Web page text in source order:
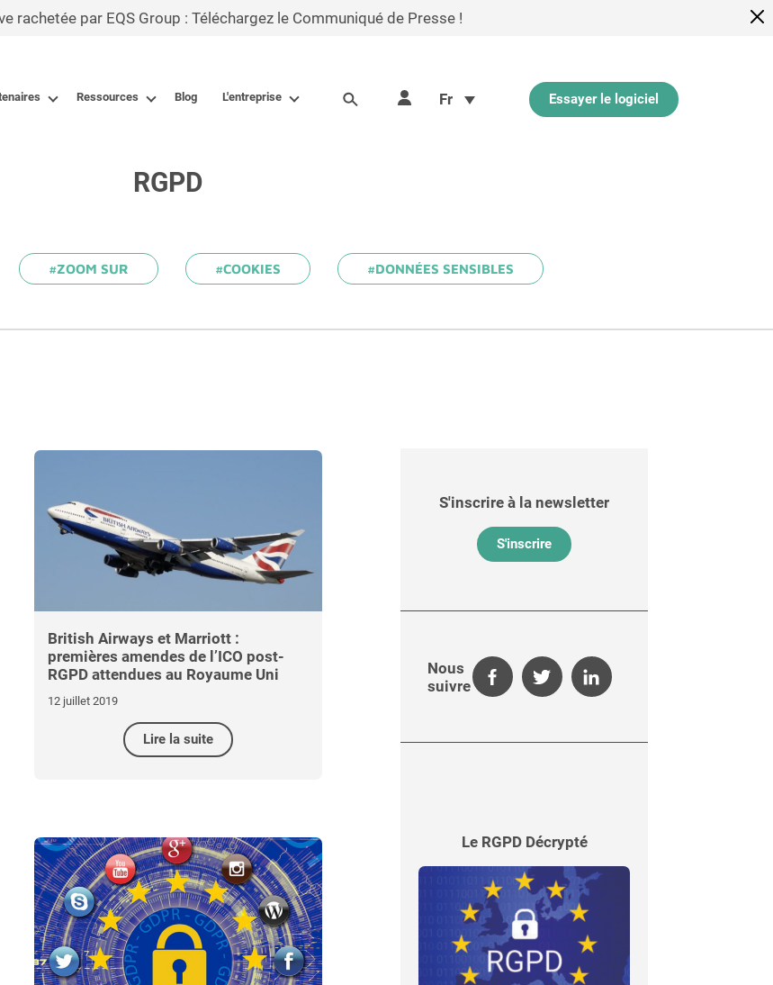
rachetée par EQS Group : Téléchargez le Communiqué de Presse !
Ressources Blog L'entreprise Fr Essayer le logiciel
RGPD
#ZOOM SUR #COOKIES #DONNÉES SENSIBLES
British Airways et Marriott :
premières amendes de l’ICO post-
RGPD attendues au Royaume Uni
12 juillet 2019
Lire la suite
S'inscrire à la newsletter
S'inscrire
Nous
suivre
Le RGPD Décrypté